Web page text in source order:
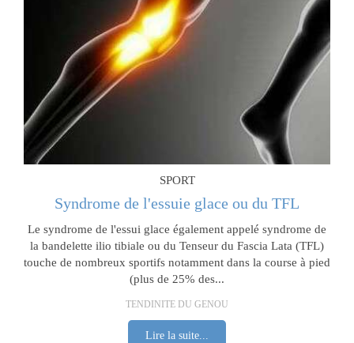
SPORT
Syndrome de l'essuie glace ou du TFL
Le syndrome de l'essui glace également appelé syndrome de
la bandelette ilio tibiale ou du Tenseur du Fascia Lata (TFL)
touche de nombreux sportifs notamment dans la course à pied
(plus de 25% des...
TENDINITE DU GENOU
Lire la suite...